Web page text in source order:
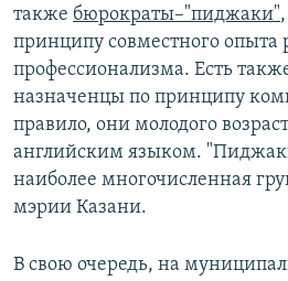
также бюрократы–"пиджаки"
принципу совместного опыта
профессионализма. Есть
назначенцы по принципу
правило, они молодого
английским языком.
наиболее многочисленная
мэрии Казани.
В свою очередь, на